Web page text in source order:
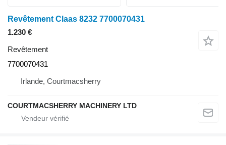
Revêtement Claas 8232 7700070431
1.230 €
Revêtement
7700070431
Irlande, Courtmacsherry
COURTMACSHERRY MACHINERY LTD